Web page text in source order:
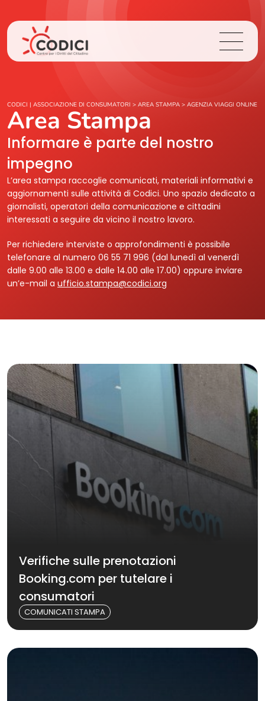
Chi Siamo
Cosa Facciamo
Area Stampa
Contatti
Login
CODICI | ASSOCIAZIONE DI CONSUMATORI > AREA STAMPA > AGENZIA VIAGGI ONLINE
Area Stampa
Informare è parte del nostro
impegno
L’area stampa raccoglie comunicati, materiali informativi e
aggiornamenti sulle attività di Codici. Uno spazio dedicato a
giornalisti, operatori della comunicazione e cittadini
interessati a seguire da vicino il nostro lavoro.
Per richiedere interviste o approfondimenti è possibile
telefonare al numero 06 55 71 996 (dal lunedì al venerdì
dalle 9.00 alle 13.00 e dalle 14.00 alle 17.00) oppure inviare
un’e-mail a ufficio.stampa@codici.org
Verifiche sulle prenotazioni
Booking.com per tutelare i
consumatori
COMUNICATI STAMPA